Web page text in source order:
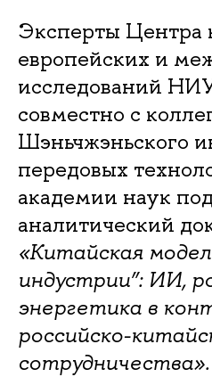
Эксперты Центра
европейских и
исследований
совместно с
Шэньчжэньского
передовых
академии наук
аналитический
«Китайская
индустрии”: ИИ,
энергетика в
российско-
сотрудничества».